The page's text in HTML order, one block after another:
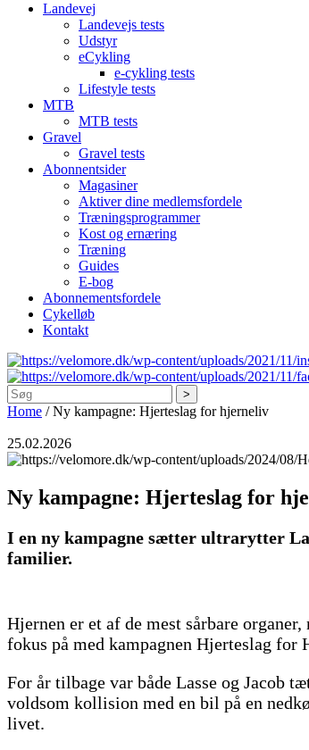
Landevej
Landevejs tests
Udstyr
eCykling
e-cykling tests
Lifestyle tests
MTB
MTB tests
Gravel
Gravel tests
Abonnentsider
Magasiner
Aktiver dine medlemsfordele
Træningsprogrammer
Kost og ernæring
Træning
Guides
E-bog
Abonnementsfordele
Cykelløb
Kontakt
Søg
Home /Ny kampagne: Hjerteslag for hjerneliv
25.02.2026
Ny kampagne: Hjerteslag for
I en ny kampagne sætter ultrarytter
familier.
Hjernen er et af de mest sårbare
fokus på med kampagnen Hjerteslag
For år tilbage var både Lasse og Jacob
voldsom kollision med en bil på en
livet.